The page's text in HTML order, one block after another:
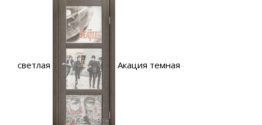
светлая Акация темная